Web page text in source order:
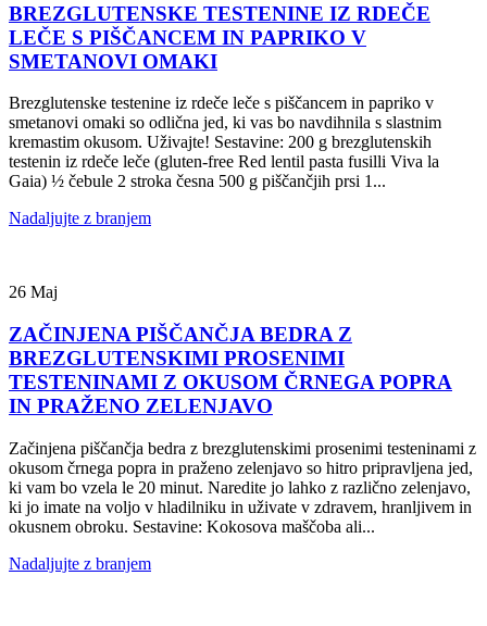
BREZGLUTENSKE TESTENINE IZ RDEČE
LEČE S PIŠČANCEM IN PAPRIKO V
SMETANOVI OMAKI
Brezglutenske testenine iz rdeče leče s piščancem in papriko v
smetanovi omaki so odlična jed, ki vas bo navdihnila s slastnim
kremastim okusom. Uživajte! Sestavine: 200 g brezglutenskih
testenin iz rdeče leče (gluten-free Red lentil pasta fusilli Viva la
Gaia) ½ čebule 2 stroka česna 500 g piščančjih prsi 1...
Nadaljujte z branjem
26 Maj
ZAČINJENA PIŠČANČJA BEDRA Z
BREZGLUTENSKIMI PROSENIMI
TESTENINAMI Z OKUSOM ČRNEGA POPRA
IN PRAŽENO ZELENJAVO
Začinjena piščančja bedra z brezglutenskimi prosenimi testeninami z
okusom črnega popra in praženo zelenjavo so hitro pripravljena jed,
ki vam bo vzela le 20 minut. Naredite jo lahko z različno zelenjavo,
ki jo imate na voljo v hladilniku in uživate v zdravem, hranljivem in
okusnem obroku. Sestavine: Kokosova maščoba ali...
Nadaljujte z branjem